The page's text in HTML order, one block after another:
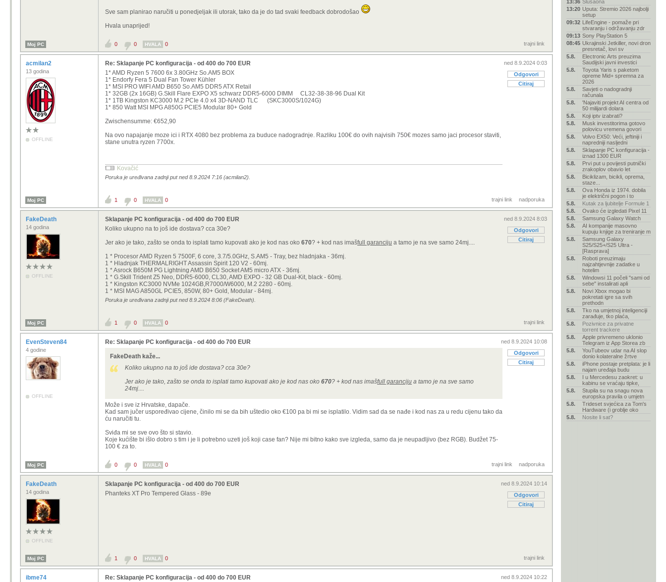
Sve sam planirao naručiti u ponedjeljak ili utorak, tako da je do tad svaki feedback dobrodošao
Hvala unaprijed!
Moj PC trajni link
0 0 HVALA 0
acmilan2
13 godina
OFFLINE
ned 8.9.2024 0:03
Odgovori
Citiraj
Re: Sklapanje PC konfiguracija - od 400 do 700 EUR
1* AMD Ryzen 5 7600 6x 3.80GHz So.AM5 BOX
1* Endorfy Fera 5 Dual Fan Tower Kühler
1* MSI PRO WIFI AMD B650 So.AM5 DDR5 ATX Retail
1* 32GB (2x 16GB) G.Skill Flare EXPO X5 schwarz DDR5-6000 DIMM CL32-38-38-96 Dual Kit
1* 1TB Kingston KC3000 M.2 PCIe 4.0 x4 3D-NAND TLC (SKC3000S/1024G)
1* 850 Watt MSI MPG A850G PCIE5 Modular 80+ Gold
Zwischensumme: €652,90
Na ovo napajanje moze ici i RTX 4080 bez problema za buduce nadogradnje. Razliku 100€ do ovih najvisih 750€ mozes samo jaci procesor staviti,
stane unutra ryzen 7700x.
Kovačić
Poruka je uređivana zadnji put ned 8.9.2024 7:16 (acmilan2).
Moj PC trajni link nadporuka
1 0 HVALA 0
FakeDeath
14 godina
OFFLINE
ned 8.9.2024 8:03
Odgovori
Citiraj
Sklapanje PC konfiguracija - od 400 do 700 EUR
Koliko ukupno na to još ide dostava? cca 30e?
Jer ako je tako, zašto se onda to isplati tamo kupovati ako je kod nas oko 670? + kod nas imašfull garanciju a tamo je na sve samo 24mj....
1 * Procesor AMD Ryzen 5 7500F, 6 core, 3.7/5.0GHz, S.AM5 - Tray, bez hladnjaka - 36mj.
1 * Hladnjak THERMALRIGHT Assassin Spirit 120 V2 - 60mj.
1 * Asrock B650M PG Lightning AMD B650 Socket AM5 micro ATX - 36mj.
1 * G.Skill Trident Z5 Neo, DDR5-6000, CL30, AMD EXPO - 32 GB Dual-Kit, black - 60mj.
1 * Kingston KC3000 NVMe 1024GB,R7000/W6000, M.2 2280 - 60mj.
1 * MSI MAG A850GL PCIE5, 850W, 80+ Gold, Modular - 84mj.
Poruka je uređivana zadnji put ned 8.9.2024 8:06 (FakeDeath).
Moj PC trajni link
1 0 HVALA 0
EvenSteven84
4 godine
OFFLINE
ned 8.9.2024 10:08
Odgovori
Citiraj
Re: Sklapanje PC konfiguracija - od 400 do 700 EUR
FakeDeath kaže...
Koliko ukupno na to još ide dostava? cca 30e?
Jer ako je tako, zašto se onda to isplati tamo kupovati ako je kod nas oko 670? + kod nas imašfull garanciju a tamo je na sve samo
24mj....
Može i sve iz Hrvatske, dapače.
Kad sam jučer uspoređivao cijene, činilo mi se da bih uštedio oko €100 pa bi mi se isplatilo. Vidim sad da se nađe i kod nas za u redu cijenu tako da
ću naručiti tu.
Sviđa mi se sve ovo što si stavio.
Koje kućište bi išlo dobro s tim i je li potrebno uzeti još koji case fan? Nije mi bitno kako sve izgleda, samo da je neupadljivo (bez RGB). Budžet 75-
100 € za to.
Moj PC trajni link nadporuka
0 0 HVALA 0
FakeDeath
14 godina
OFFLINE
ned 8.9.2024 10:14
Odgovori
Citiraj
Sklapanje PC konfiguracija - od 400 do 700 EUR
Phanteks XT Pro Tempered Glass - 89e
Moj PC trajni link
1 0 HVALA 0
ibme74
ned 8.9.2024 10:22
Re: Sklapanje PC konfiguracija - od 400 do 700 EUR
13:36 Slušaona
13:20 Uputa: Stremio 2026 najbolji
setup
09:32 LifeEngine - pomaže pri
stvaranju i održavanju zdr
09:13 Sony PlayStation 5
08:45 Ukrajinski Jetkiller, novi dron
presretač, lovi sv
5.8.
Electronic Arts preuzima
Saudijski javni investici
5.8.
Toyota Yaris s paketom
opreme Mid+ spremna za
2026
5.8.
Savjeti o nadogradnji
računala
5.8.
'Najaviti projekt AI centra od
50 milijardi dolara
5.8.
Koji iptv izabrati?
5.8.
Musk investitorima gotovo
polovicu vremena govori
5.8.
Volvo EX50: Veći, jeftiniji i
napredniji nasljedni
5.8.
Sklapanje PC konfiguracija -
iznad 1300 EUR
5.8.
Prvi put u povijesti putnički
zrakoplov obavio let
5.8.
Biciklizam, bicikli, oprema,
staze...
5.8.
Ova Honda iz 1974. dobila
je električni pogon i to
5.8.
Kutak za ljubitelje Formule 1
5.8.
Ovako će izgledati Pixel 11
5.8.
Samsung Galaxy Watch
5.8.
AI kompanije masovno
kupuju knjige za treniranje m
5.8.
Samsung Galaxy
S25/S25+/S25 Ultra -
[Rasprava]
5.8.
Roboti preuzimaju
najzahtjevnije zadatke u
hotelim
5.8.
Windowsi 11 počeli "sami od
sebe" instalirati apli
5.8.
Novi Xbox mogao bi
pokretati igre sa svih
prethodn
5.8.
Tko na umjetnoj inteligenciji
zarađuje, tko plaća,
5.8.
Pozivnice za privatne
torrent trackere
5.8.
Apple privremeno uklonio
Telegram iz App Storea zb
5.8.
YouTubeov udar na AI slop
donio kolateralne žrtve
5.8.
iPhone postaje pretplata: je li
najam uređaja budu
5.8.
I u Mercedesu zaokret: u
kabinu se vraćaju tipke,
5.8.
Stupila su na snagu nova
europska pravila o umjetn
5.8.
Trideset svjećica za Tom's
Hardware (i groblje oko
5.8.
Nosite li sat?